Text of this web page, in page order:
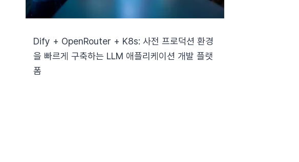
Dify + OpenRouter + K8s: 사전 프로덕션 환경
을 빠르게 구축하는 LLM 애플리케이션 개발 플랫
폼